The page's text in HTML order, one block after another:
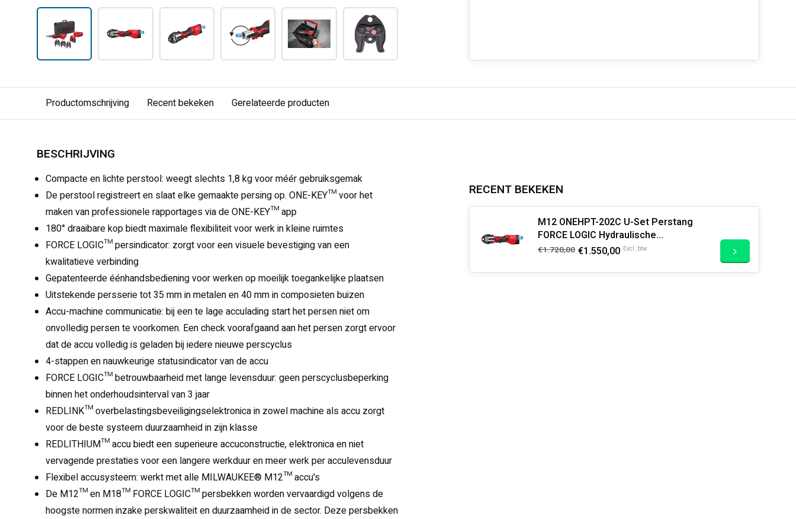
Productomschrijving Recent bekeken Gerelateerde producten
BESCHRIJVING
Compacte en lichte perstool: weegt slechts 1,8 kg voor méér gebruiksgemak
De perstool registreert en slaat elke gemaakte persing op. ONE-KEY™ voor het
maken van professionele rapportages via de ONE-KEY™ app
180° draaibare kop biedt maximale flexibiliteit voor werk in kleine ruimtes
FORCE LOGIC™ persindicator: zorgt voor een visuele bevestiging van een
kwalitatieve verbinding
Gepatenteerde éénhandsbediening voor werken op moeilijk toegankelijke plaatsen
Uitstekende persserie tot 35 mm in metalen en 40 mm in composieten buizen
Accu-machine communicatie: bij een te lage acculading start het persen niet om
onvolledig persen te voorkomen. Een check voorafgaand aan het persen zorgt ervoor
dat de accu volledig is geladen bij iedere nieuwe perscyclus
4-stappen en nauwkeurige statusindicator van de accu
FORCE LOGIC™ betrouwbaarheid met lange levensduur: geen perscyclusbeperking
binnen het onderhoudsinterval van 3 jaar
REDLINK™ overbelastingsbeveiligingselektronica in zowel machine als accu zorgt
voor de beste systeem duurzaamheid in zijn klasse
REDLITHIUM™ accu biedt een superieure accuconstructie, elektronica en niet
vervagende prestaties voor een langere werkduur en meer werk per acculevensduur
Flexibel accusysteem: werkt met alle MILWAUKEE® M12™ accu's
De M12™ en M18™ FORCE LOGIC™ persbekken worden vervaardigd volgens de
hoogste normen inzake perskwaliteit en duurzaamheid in de sector. Deze persbekken
RECENT BEKEKEN
M12 ONEHPT-202C U-Set Perstang
FORCE LOGIC Hydraulische
Subcompactperstool met ONE-KEY
€1.720,00 €1.550,00 Excl. btw